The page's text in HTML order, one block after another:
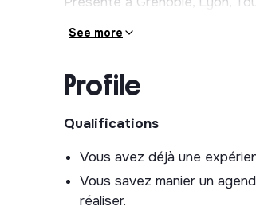
Votre mission est d’encadrer
de passer de 5 à 15
Vous travaillerez en
professionnelle, présente 24h/
See more
Profile
Qualifications
Vous avez déjà une
Vous savez manier un
réaliser.